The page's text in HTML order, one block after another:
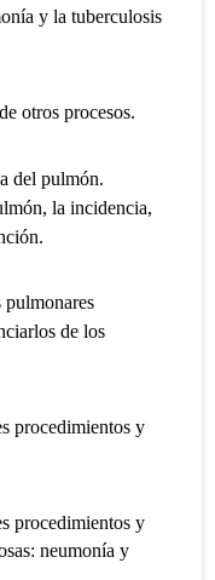
y la tuberculosis
otros procesos.
del pulmón.
la incidencia,
de los
procedimientos y
procedimientos y
neumonía y